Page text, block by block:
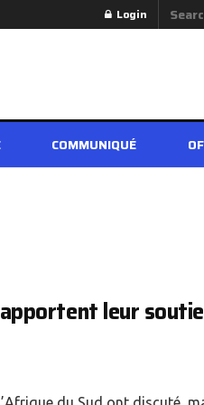
Login
COMMUNIQUÉ
leur